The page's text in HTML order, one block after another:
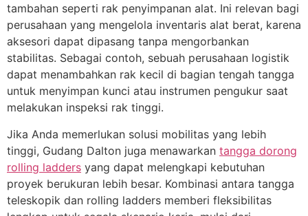
tambahan seperti rak penyimpanan alat. Ini relevan bagi
perusahaan yang mengelola inventaris alat berat, karena
aksesori dapat dipasang tanpa mengorbankan
stabilitas. Sebagai contoh, sebuah perusahaan logistik
dapat menambahkan rak kecil di bagian tengah tangga
untuk menyimpan kunci atau instrumen pengukur saat
melakukan inspeksi rak tinggi.
Jika Anda memerlukan solusi mobilitas yang lebih
tinggi, Gudang Dalton juga menawarkan tangga dorong
rolling ladders yang dapat melengkapi kebutuhan
proyek berukuran lebih besar. Kombinasi antara tangga
teleskopik dan rolling ladders memberi fleksibilitas